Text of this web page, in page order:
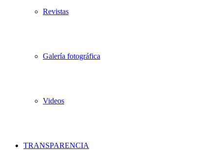
Revistas
Galería fotográfica
Videos
TRANSPARENCIA